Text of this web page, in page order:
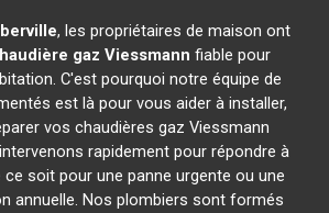
, les propriétaires de maison ont
gaz Viessmann fiable pour
C'est pourquoi notre équipe de
est là pour vous aider à installer,
vos chaudières gaz Viessmann
rapidement pour répondre à
soit pour une panne urgente ou une
annuelle. Nos plombiers sont formés